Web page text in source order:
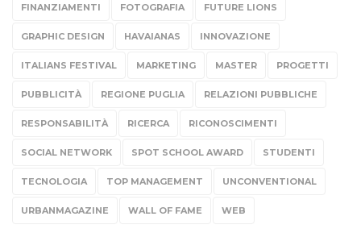
FINANZIAMENTI FOTOGRAFIA FUTURE LIONS
GRAPHIC DESIGN HAVAIANAS INNOVAZIONE
ITALIANS FESTIVAL MARKETING MASTER PROGETTI
PUBBLICITÀ REGIONE PUGLIA RELAZIONI PUBBLICHE
RESPONSABILITÀ RICERCA RICONOSCIMENTI
SOCIAL NETWORK SPOT SCHOOL AWARD STUDENTI
TECNOLOGIA TOP MANAGEMENT UNCONVENTIONAL
URBANMAGAZINE WALL OF FAME WEB